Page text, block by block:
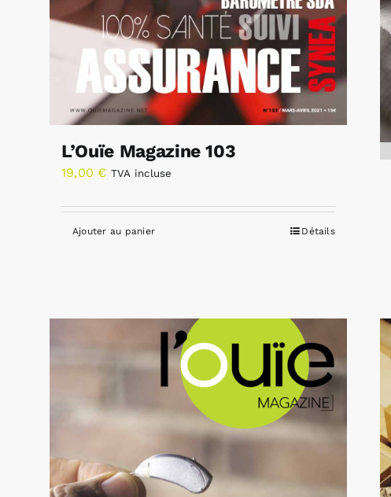
L’Ouïe Magazine 103
19,00 € TVA incluse
Ajouter au panier Détails